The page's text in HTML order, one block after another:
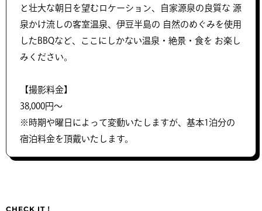
と壮大な朝日を望むロケーション、自家源泉の良質な 源
泉かけ流しの客室温泉、伊豆半島の 自然のめぐみを使用
したBBQなど、ここにしかない温泉・絶景・食を お楽し
みください。
【撮影料金】
38,000円〜
※時期や曜日によって変動いたしますが、基本1泊分の
宿泊料金を頂戴いたします。